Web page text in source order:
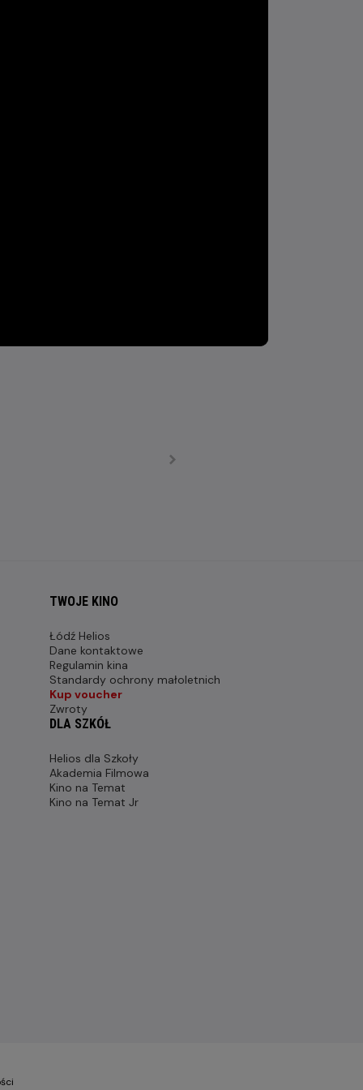
TWOJE KINO
Łódź Helios
Dane kontaktowe
Regulamin kina
Standardy ochrony małoletnich
Kup voucher
Zwroty
DLA SZKÓŁ
Helios dla Szkoły
Akademia Filmowa
Kino na Temat
Kino na Temat Jr